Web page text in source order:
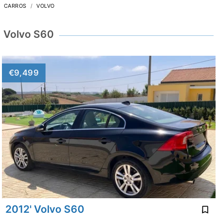
CARROS VOLVO
Volvo S60
€9,499
2012' Volvo S60